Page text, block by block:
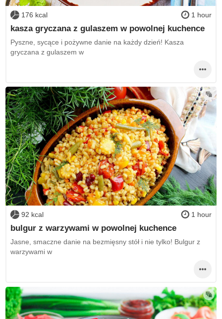
176 kcal 1 hour
kasza gryczana z gulaszem w powolnej kuchence
Pyszne, sycące i pożywne danie na każdy dzień! Kasza
gryczana z gulaszem w
92 kcal 1 hour
bulgur z warzywami w powolnej kuchence
Jasne, smaczne danie na bezmięsny stół i nie tylko! Bulgur z
warzywami w